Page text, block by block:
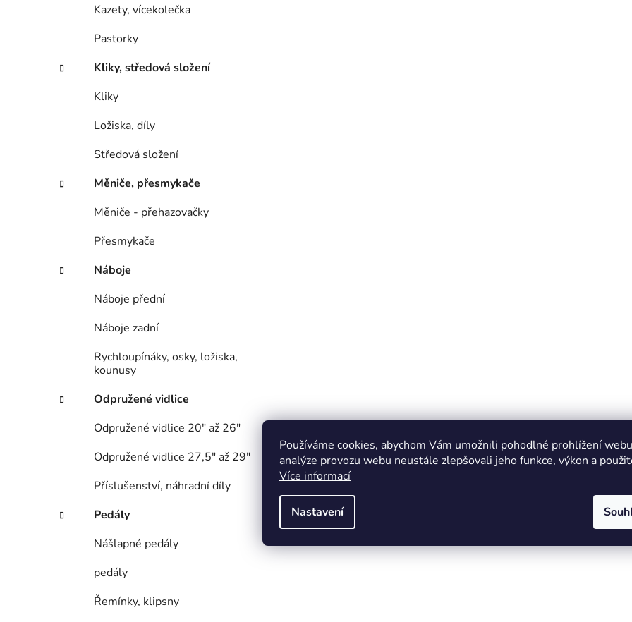
Používáme cookies, abychom Vám umožnili pohodlné prohlížení
analýze provozu webu neustále zlepšovali jeho funkce, výkon a
Více informací
Nastavení
Kazety, vícekolečka
Pastorky
Kliky, středová složení
Kliky
Ložiska, díly
Středová složení
Měniče, přesmykače
Měniče - přehazovačky
Přesmykače
Náboje
Náboje přední
Náboje zadní
Rychloupínáky, osky, ložiska,
kounusy
Odpružené vidlice
Odpružené vidlice 20" až 26"
Odpružené vidlice 27,5" až 29"
Příslušenství, náhradní díly
Pedály
Nášlapné pedály
pedály
Řemínky, klipsny